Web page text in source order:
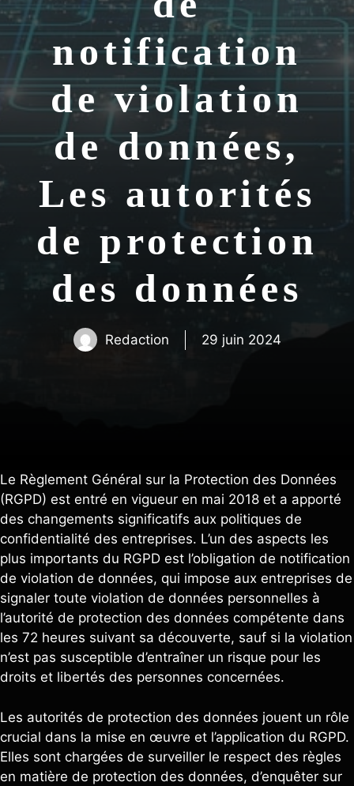
notification
de violation
de données,
Les autorités
de protection
des données
Redaction 29 juin 2024
Le Règlement Général sur la Protection des Données
(RGPD) est entré en vigueur en mai 2018 et a apporté
des changements significatifs aux politiques de
confidentialité des entreprises. L’un des aspects les
plus importants du RGPD est l’obligation de notification
de violation de données, qui impose aux entreprises de
signaler toute violation de données personnelles à
l’autorité de protection des données compétente dans
les 72 heures suivant sa découverte, sauf si la violation
n’est pas susceptible d’entraîner un risque pour les
droits et libertés des personnes concernées.
Les autorités de protection des données jouent un rôle
crucial dans la mise en œuvre et l’application du RGPD.
Elles sont chargées de surveiller le respect des règles
en matière de protection des données, d’enquêter sur